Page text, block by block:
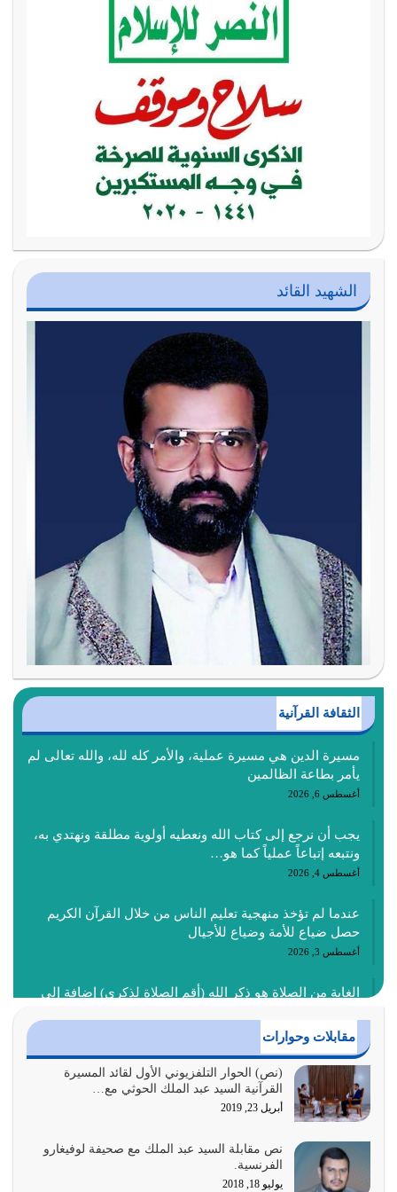
الشهيد القائد
الثقافة القرآنية
مسيرة الدين هي مسيرة عملية، والأمر كله لله، والله تعالى لم
يأمر بطاعة الظالمين
أغسطس 6, 2026
يجب أن نرجع إلى كتاب الله ونعطيه أولوية مطلقة ونهتدي به،
ونتبعه إتباعاً عملياً كما هو…
أغسطس 4, 2026
عندما لم تؤخذ منهجية تعليم الناس من خلال القرآن الكريم
حصل ضياع للأمة وضياع للأجيال
أغسطس 3, 2026
الغاية من الصلاة هو ذكر الله (أقم الصلاة لذكري) إضافة إلى
أغسطس 2, 2026
السبب الرئيسي لشقاء الأمة الابتعاد عن كتاب الله والتعدي
لحدود الله بالإضافات للدين
أغسطس 1, 2026
أبرز أسباب الشقاء هو الإعراض عن ذكر الله وعن هدى الله
المتمثل في القرآن الكريم
يوليو 31, 2026
مقابلات وحوارات
(نص) الحوار التلفزيوني الأول لقائد المسيرة
القرآنية السيد عبد الملك الحوثي مع…
أبريل 23, 2019
نص مقابلة السيد عبد الملك مع صحيفة لوفيغارو
الفرنسية.
يوليو 18, 2018